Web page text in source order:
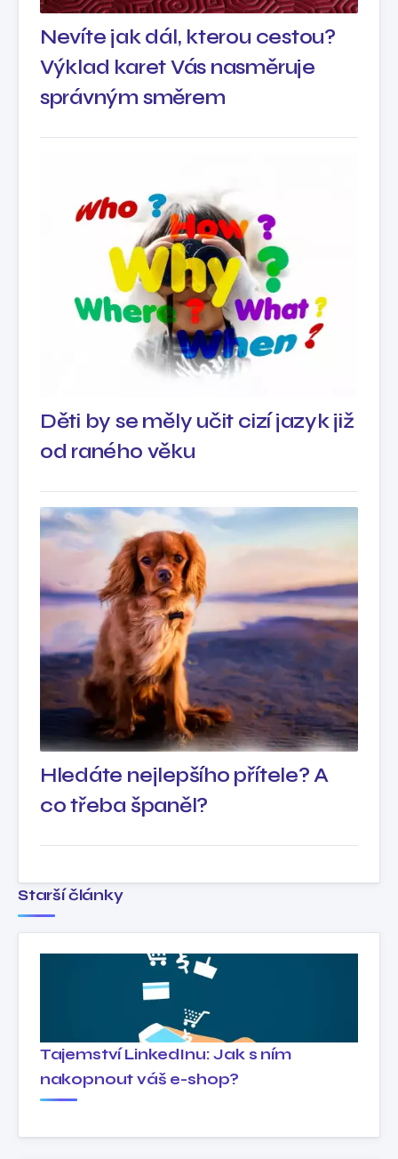
Nevíte jak dál, kterou cestou?
Výklad karet Vás nasměruje
správným směrem
Děti by se měly učit cizí jazyk již
od raného věku
Hledáte nejlepšího přítele? A
co třeba španěl?
Starší články
Tajemství LinkedInu: Jak s ním
nakopnout váš e-shop?